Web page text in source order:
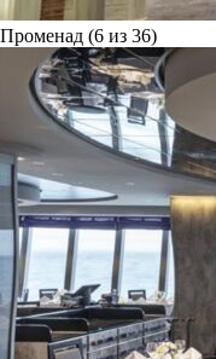
Променад (6 из 36)